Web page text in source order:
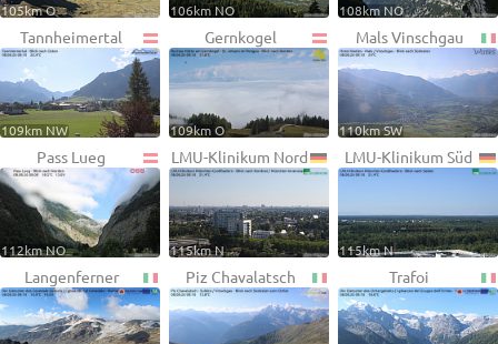
105km O 106km NO 108km NO
Tannheimertal
109km NW
Gernkogel
109km O
Mals Vinschgau
110km SW
Pass Lueg
112km NO
LMU-Klinikum Nord
115km N
LMU-Klinikum Süd
115km N
Langenferner Piz Chavalatsch Trafoi